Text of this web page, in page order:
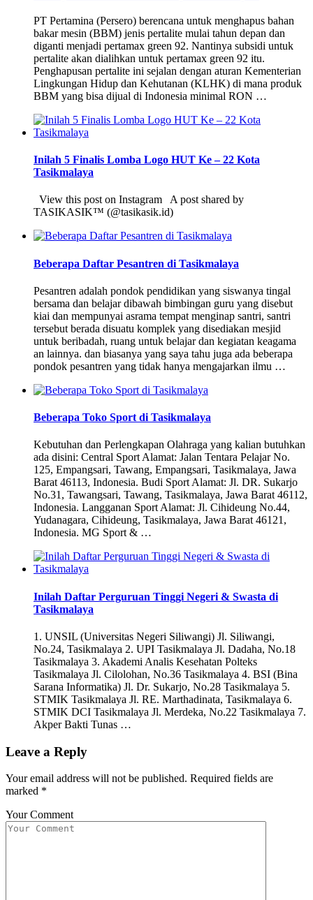
PT Pertamina (Persero) berencana untuk menghapus bahan
bakar mesin (BBM) jenis pertalite mulai tahun depan dan
diganti menjadi pertamax green 92. Nantinya subsidi untuk
pertalite akan dialihkan untuk pertamax green 92 itu.
Penghapusan pertalite ini sejalan dengan aturan Kementerian
Lingkungan Hidup dan Kehutanan (KLHK) di mana produk
BBM yang bisa dijual di Indonesia minimal RON …
Inilah 5 Finalis Lomba Logo HUT Ke – 22 Kota
Tasikmalaya
View this post on Instagram A post shared by
TASIKASIK™ (@tasikasik.id)
Beberapa Daftar Pesantren di Tasikmalaya
Pesantren adalah pondok pendidikan yang siswanya tingal
bersama dan belajar dibawah bimbingan guru yang disebut
kiai dan mempunyai asrama tempat menginap santri, santri
tersebut berada disuatu komplek yang disediakan mesjid
untuk beribadah, ruang untuk belajar dan kegiatan keagama
an lainnya. dan biasanya yang saya tahu juga ada beberapa
pondok pesantren yang tidak hanya mengajarkan ilmu …
Beberapa Toko Sport di Tasikmalaya
Kebutuhan dan Perlengkapan Olahraga yang kalian butuhkan
ada disini: Central Sport Alamat: Jalan Tentara Pelajar No.
125, Empangsari, Tawang, Empangsari, Tasikmalaya, Jawa
Barat 46113, Indonesia. Budi Sport Alamat: Jl. DR. Sukarjo
No.31, Tawangsari, Tawang, Tasikmalaya, Jawa Barat 46112,
Indonesia. Langganan Sport Alamat: Jl. Cihideung No.44,
Yudanagara, Cihideung, Tasikmalaya, Jawa Barat 46121,
Indonesia. MG Sport & …
Inilah Daftar Perguruan Tinggi Negeri & Swasta di
Tasikmalaya
1. UNSIL (Universitas Negeri Siliwangi) Jl. Siliwangi,
No.24, Tasikmalaya 2. UPI Tasikmalaya Jl. Dadaha, No.18
Tasikmalaya 3. Akademi Analis Kesehatan Polteks
Tasikmalaya Jl. Cilolohan, No.36 Tasikmalaya 4. BSI (Bina
Sarana Informatika) Jl. Dr. Sukarjo, No.28 Tasikmalaya 5.
STMIK Tasikmalaya Jl. RE. Marthadinata, Tasikmalaya 6.
STMIK DCI Tasikmalaya Jl. Merdeka, No.22 Tasikmalaya 7.
Akper Bakti Tunas …
Leave a Reply
Your email address will not be published. Required fields are
marked *
Your Comment